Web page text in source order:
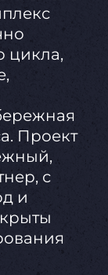
цикла,
Проект
с
и